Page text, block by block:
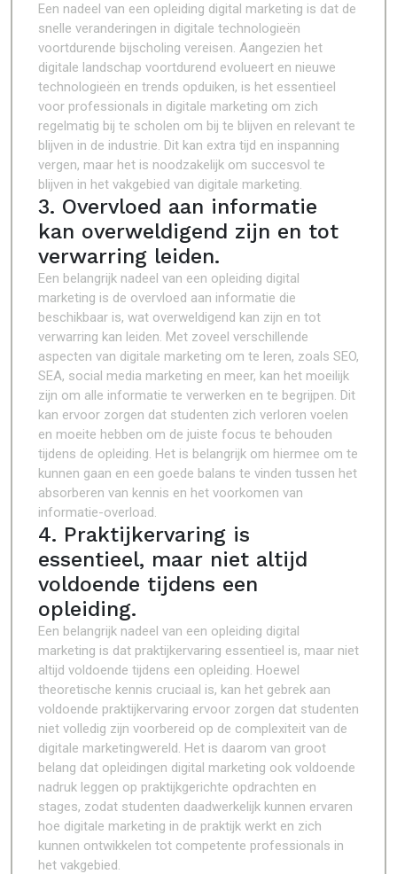
Een nadeel van een opleiding digital marketing is dat de
snelle veranderingen in digitale technologieën
voortdurende bijscholing vereisen. Aangezien het
digitale landschap voortdurend evolueert en nieuwe
technologieën en trends opduiken, is het essentieel
voor professionals in digitale marketing om zich
regelmatig bij te scholen om bij te blijven en relevant te
blijven in de industrie. Dit kan extra tijd en inspanning
vergen, maar het is noodzakelijk om succesvol te
blijven in het vakgebied van digitale marketing.
3. Overvloed aan informatie
kan overweldigend zijn en tot
verwarring leiden.
Een belangrijk nadeel van een opleiding digital
marketing is de overvloed aan informatie die
beschikbaar is, wat overweldigend kan zijn en tot
verwarring kan leiden. Met zoveel verschillende
aspecten van digitale marketing om te leren, zoals SEO,
SEA, social media marketing en meer, kan het moeilijk
zijn om alle informatie te verwerken en te begrijpen. Dit
kan ervoor zorgen dat studenten zich verloren voelen
en moeite hebben om de juiste focus te behouden
tijdens de opleiding. Het is belangrijk om hiermee om te
kunnen gaan en een goede balans te vinden tussen het
absorberen van kennis en het voorkomen van
informatie-overload.
4. Praktijkervaring is
essentieel, maar niet altijd
voldoende tijdens een
opleiding.
Een belangrijk nadeel van een opleiding digital
marketing is dat praktijkervaring essentieel is, maar niet
altijd voldoende tijdens een opleiding. Hoewel
theoretische kennis cruciaal is, kan het gebrek aan
voldoende praktijkervaring ervoor zorgen dat studenten
niet volledig zijn voorbereid op de complexiteit van de
digitale marketingwereld. Het is daarom van groot
belang dat opleidingen digital marketing ook voldoende
nadruk leggen op praktijkgerichte opdrachten en
stages, zodat studenten daadwerkelijk kunnen ervaren
hoe digitale marketing in de praktijk werkt en zich
kunnen ontwikkelen tot competente professionals in
het vakgebied.